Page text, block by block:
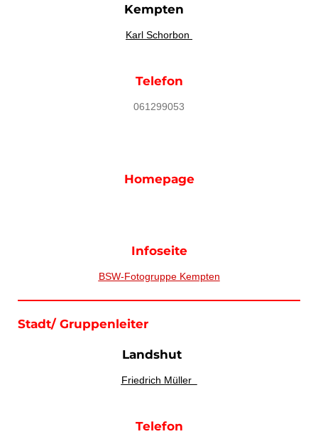
Kempten
Karl Schorbon
Telefon
061299053
Homepage
Infoseite
BSW-Fotogruppe Kempten
Stadt/ Gruppenleiter
Landshut
Friedrich Müller
Telefon